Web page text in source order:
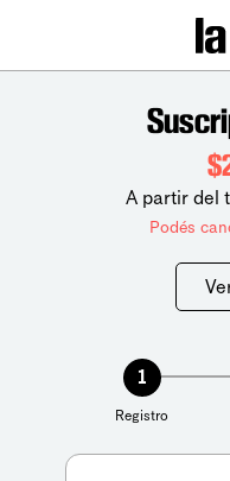
A partir del
Podés
1
Registro